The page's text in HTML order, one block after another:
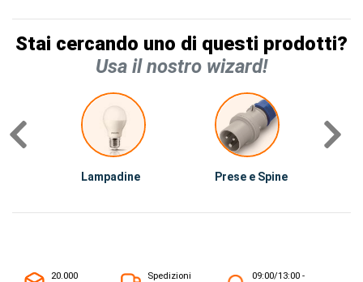
Stai cercando uno di questi prodotti?
Usa il nostro wizard!
Lampadine Prese e Spine
20.000
Spedizioni
09:00/13:00 -